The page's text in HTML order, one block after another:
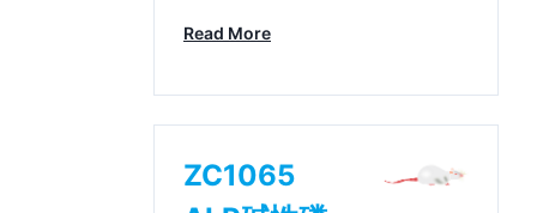
Read More
ZC1065